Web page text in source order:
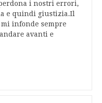
i nostri errori,
e quindi giustizia.Il
infonde sempre
avanti e